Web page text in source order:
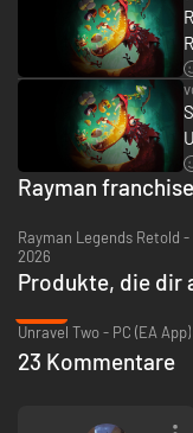
Weiterentwicklung der
Die Fähigkeiten der
Gameplay-Elemente,
System bieten zu
die nächste Runde.
Das preisgekrönte Team
Das legendäre Team
hat sich wieder
einen neuen Soundtrack
Rayman franchise
Rayman Legends Retold
2026
Produkte, die dir
Unravel Two - PC (EA App)
23 Kommentare